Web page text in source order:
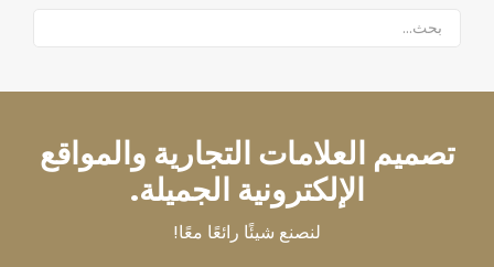
تصميم العلامات التجارية والمواقع
الإلكترونية الجميلة.
لنصنع شيئًا رائعًا معًا!